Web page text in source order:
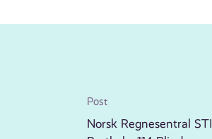
Post
Norsk Regnesentral STI